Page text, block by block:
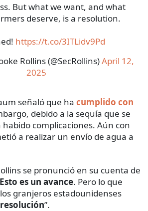
But what we want, and what
deserve, is a resolution.
https://t.co/3ITLidv9Pd
Rollins (@SecRollins)April 12,
2025
señaló que ha cumplido con
debido a la sequía que se
complicaciones. Aún con
a realizar un envío de agua a
se pronunció en su cuenta de
Esto es un avance. Pero lo que
granjeros estadounidenses
”.